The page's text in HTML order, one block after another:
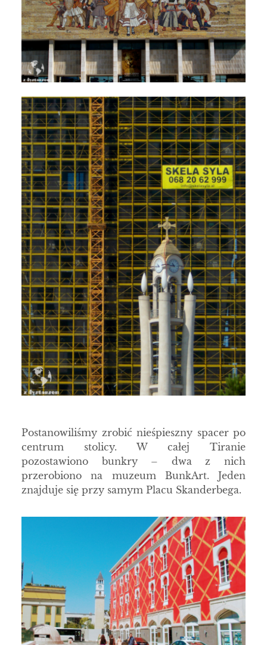
Postanowiliśmy zrobić nieśpieszny spacer po
centrum stolicy. W całej Tiranie
pozostawiono bunkry – dwa z nich
przerobiono na muzeum BunkArt. Jeden
znajduje się przy samym Placu Skanderbega.